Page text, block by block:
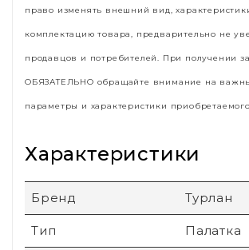
право изменять внешний вид,
комплектацию товара, предварительно не
продавцов и потребителей. При получении
ОБЯЗАТЕЛЬНО обращайте внимание на
параметры и характеристики
Характеристики
Бренд Турлан
Тип Палатка